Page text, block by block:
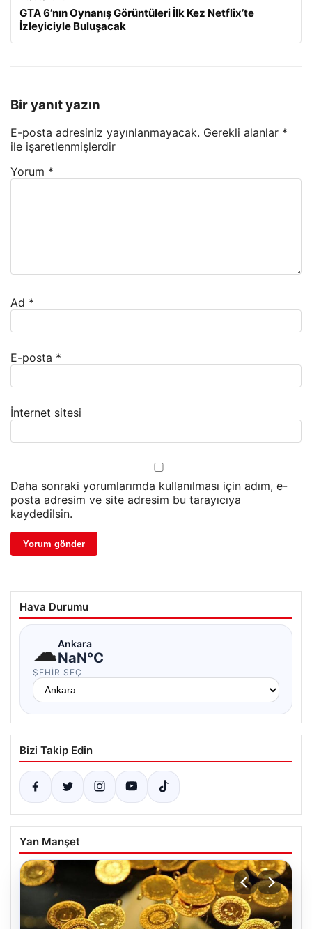
GTA 6’nın Oynanış Görüntüleri İlk Kez Netflix’te
İzleyiciyle Buluşacak
Bir yanıt yazın
E-posta adresiniz yayınlanmayacak. Gerekli alanlar *
ile işaretlenmişlerdir
Yorum *
Ad *
E-posta *
İnternet sitesi
Daha sonraki yorumlarımda kullanılması için adım, e-
posta adresim ve site adresim bu tarayıcıya
kaydedilsin.
Hava Durumu
☁Ankara
NaN°C
ŞEHIR SEÇ
Bizi Takip Edin
Yan Manşet